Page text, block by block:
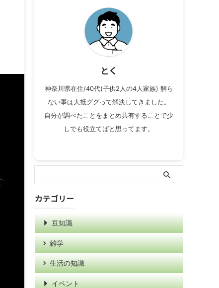
とく
神奈川県在住/40代(子供2人の4人家族) 解ら
ない事は大抵ググって解決してきました。
自分が調べたことをまとめ共有することで少
しでも役立てばと思ってます。
カテゴリー
豆知識
雑学
生活の知識
イベント